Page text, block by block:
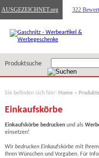
AUSGEZEICHNET.org 322
Produktsuche
Sie befinden sich hier: Home »
Einkaufskörbe
Einkaufskörbe bedrucken und als
einsetzen!
Wir bedrucken Einkaufskörbe mit Ihrem
Ihren Wünschen und Vorgaben. Für